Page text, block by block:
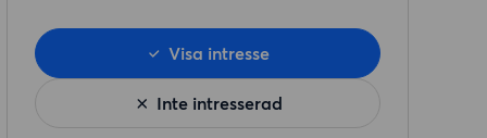
Inte intresserad
Visa intresse